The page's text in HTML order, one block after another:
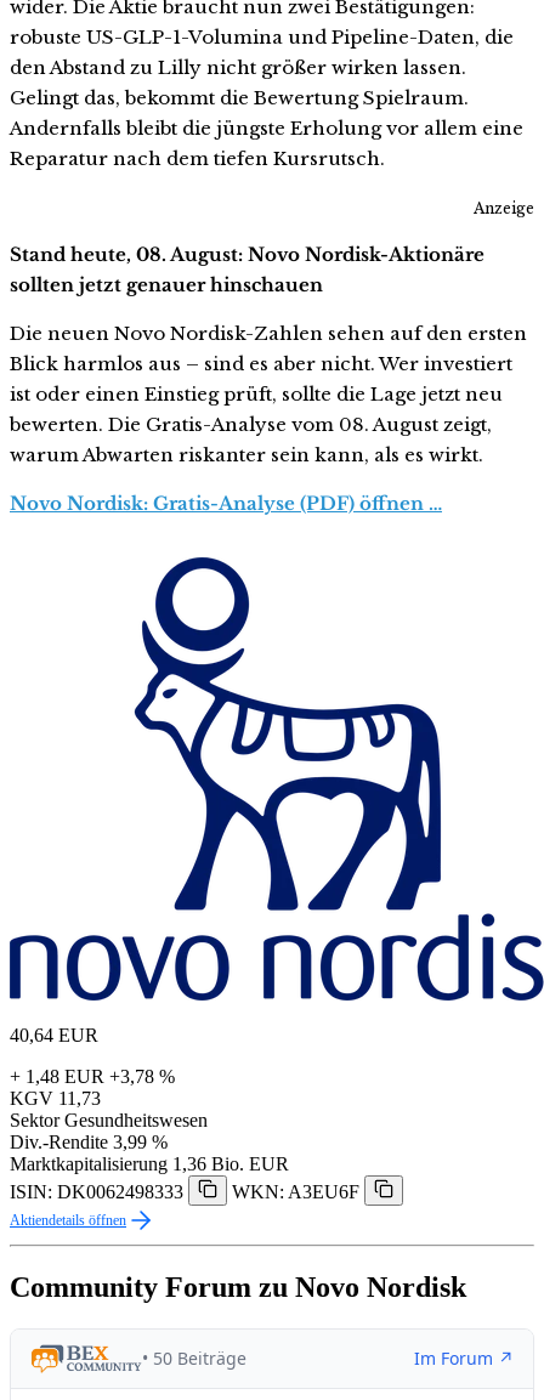
wider. Die Aktie braucht nun zwei Bestätigungen:
robuste US-GLP-1-Volumina und Pipeline-Daten, die
den Abstand zu Lilly nicht größer wirken lassen.
Gelingt das, bekommt die Bewertung Spielraum.
Andernfalls bleibt die jüngste Erholung vor allem eine
Reparatur nach dem tiefen Kursrutsch.
Anzeige
Stand heute, 08. August: Novo Nordisk-Aktionäre
sollten jetzt genauer hinschauen
Die neuen Novo Nordisk-Zahlen sehen auf den ersten
Blick harmlos aus – sind es aber nicht. Wer investiert
ist oder einen Einstieg prüft, sollte die Lage jetzt neu
bewerten. Die Gratis-Analyse vom 08. August zeigt,
warum Abwarten riskanter sein kann, als es wirkt.
Novo Nordisk: Gratis-Analyse (PDF) öffnen …
40,64 EUR
+ 1,48 EUR +3,78 %
KGV 11,73
Sektor Gesundheitswesen
Div.-Rendite 3,99 %
Marktkapitalisierung 1,36 Bio. EUR
ISIN: DK0062498333
WKN: A3EU6F
Aktiendetails öffnen
Community Forum zu Novo Nordisk